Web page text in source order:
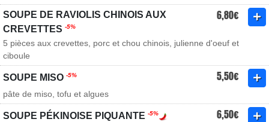
SOUPE DE RAVIOLIS CHINOIS AUX
CREVETTES -5%
6,80€
5 pièces aux crevettes, porc et chou chinois, julienne d'oeuf et
ciboule
SOUPE MISO -5% 5,50€
pâte de miso, tofu et algues
SOUPE PÉKINOISE PIQUANTE -5% 6,50€